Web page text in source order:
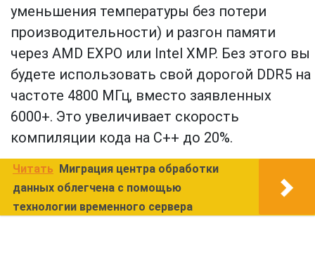
уменьшения температуры без потери
производительности) и разгон памяти
через AMD EXPO или Intel XMP. Без этого вы
будете использовать свой дорогой DDR5 на
частоте 4800 МГц, вместо заявленных
6000+. Это увеличивает скорость
компиляции кода на C++ до 20%.
Читать
Миграция центра обработки
данных облегчена с помощью
технологии временного сервера